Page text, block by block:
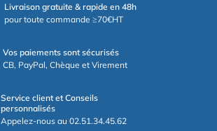
Livraison gratuite & rapide en 48h
pour toute commande ≥70€HT
Vos paiements sont sécurisés
CB, PayPal, Chèque et Virement
Service client et Conseils
personnalisés
Appelez-nous au 02.51.34.45.62